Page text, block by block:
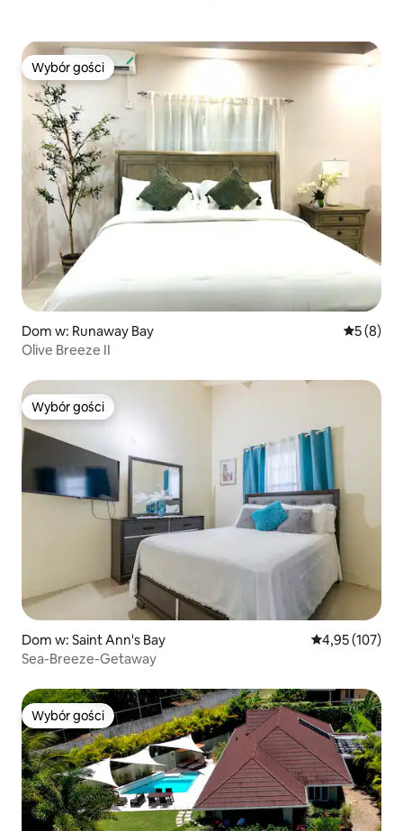
Wybór gości
Wybór gości
Dom w: Runaway Bay Średnia
5 (8)
Olive Breeze II
Wybór gości
Wybór gości
Dom w: Saint Ann's Bay Średnia
4,95 (107)
Sea-Breeze-Getaway
Wybór gości
Wybór gości